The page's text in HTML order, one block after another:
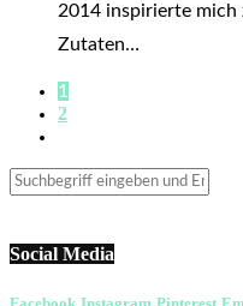
2014 inspirierte mich
Zutaten…
1
2
Social Media